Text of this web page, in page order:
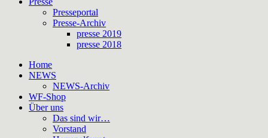
Presseportal
Presse-Archiv
presse 2019
presse 2018
Home
NEWS
NEWS-Archiv
WF-Shop
Über uns
Das sind wir…
Vorstand